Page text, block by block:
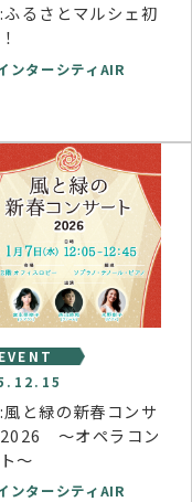
るさとマルシェ初
ンターシティAIR
EVENT
と緑の新春コンサ
～オペラコン
～
ンターシティAIR